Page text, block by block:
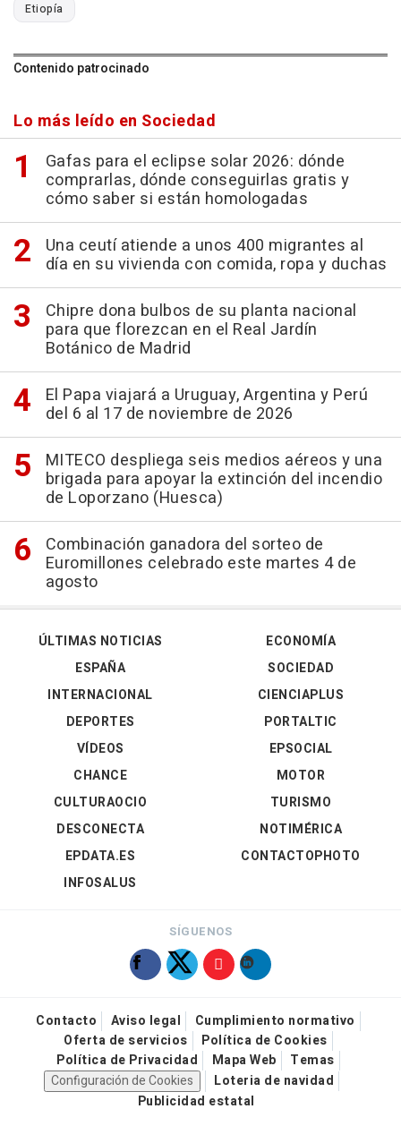
Etiopía
Contenido patrocinado
Lo más leído en Sociedad
Gafas para el eclipse solar 2026: dónde
comprarlas, dónde conseguirlas gratis y
cómo saber si están homologadas
Una ceutí atiende a unos 400 migrantes al
día en su vivienda con comida, ropa y duchas
Chipre dona bulbos de su planta nacional
para que florezcan en el Real Jardín
Botánico de Madrid
El Papa viajará a Uruguay, Argentina y Perú
del 6 al 17 de noviembre de 2026
MITECO despliega seis medios aéreos y una
brigada para apoyar la extinción del incendio
de Loporzano (Huesca)
Combinación ganadora del sorteo de
Euromillones celebrado este martes 4 de
agosto
ÚLTIMAS NOTICIAS
ESPAÑA
INTERNACIONAL
DEPORTES
VÍDEOS
ECONOMÍA
SOCIEDAD
CIENCIAPLUS
PORTALTIC
EPSOCIAL
CHANCE
CULTURAOCIO
DESCONECTA
EPDATA.ES
INFOSALUS
MOTOR
TURISMO
NOTIMÉRICA
CONTACTOPHOTO
SÍGUENOS
Contacto Aviso legal
Cumplimiento normativo
Oferta de servicios
Política de Cookies
Política de Privacidad
Mapa Web
Temas
Configuración de Cookies
Loteria de navidad
Publicidad estatal